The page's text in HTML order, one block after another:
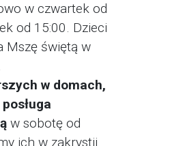
w czwartek od
od 15:00. Dzieci
Mszę świętą w
w domach,
w sobotę od
ich w zakrystii